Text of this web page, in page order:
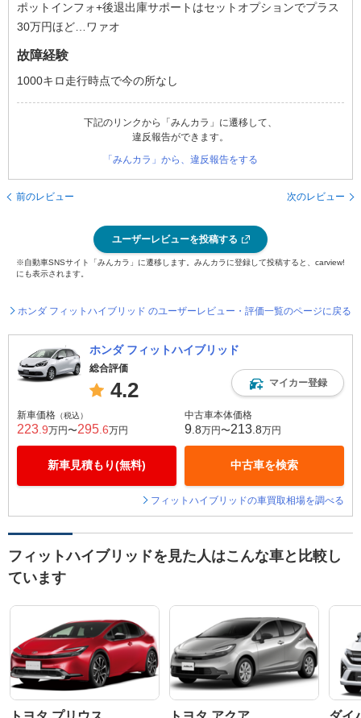
ポットインフォ+後退出庫サポートはセットオプションでプラス
30万円ほど…ワァオ
故障経験
1000キロ走行時点で今の所なし
下記のリンクから「みんカラ」に遷移して、
違反報告ができます。
「みんカラ」から、違反報告をする
前のレビュー 次のレビュー
ユーザーレビューを投稿する
※自動車SNSサイト「みんカラ」に遷移します。みんカラに登録して投稿すると、carview!
にも表示されます。
ホンダ フィットハイブリッド のユーザーレビュー・評価一覧のページに戻る
ホンダ フィットハイブリッド
総合評価
4.2 マイカー登録
新車価格 （税込）
223 .9万円〜295 .6万円
新車見積もり(無料)
中古車本体価格
9 .8万円〜213 .8万円
中古車を検索
フィットハイブリッドの車買取相場を調べる
フィットハイブリッドを見た人はこんな車と比較し
ています